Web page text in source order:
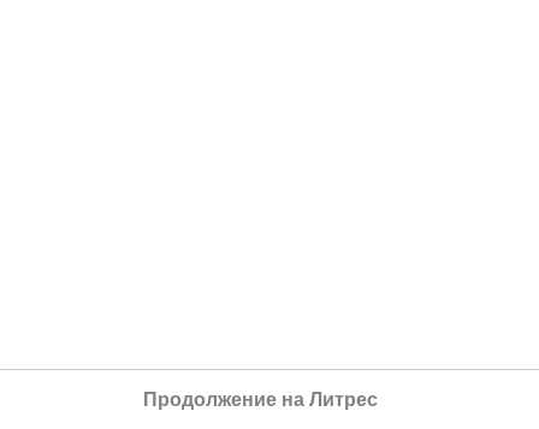
Продолжение на Литрес